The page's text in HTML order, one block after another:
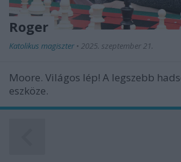
Roger
Katolikus magiszter • 2025. szeptember 21.
Moore. Világos lép! A legszebb
eszköze.